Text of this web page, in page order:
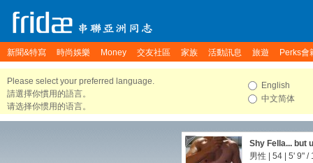
新聞&特寫 時尚娛樂 Money 交友社區 家族 活動訊息 旅遊 Perks會
Please select your preferred language.
請選擇你慣用的語言。
请选择你惯用的语言。
English
中文简体
Shy Fella... but
男性 | 54 | 5' 9" /